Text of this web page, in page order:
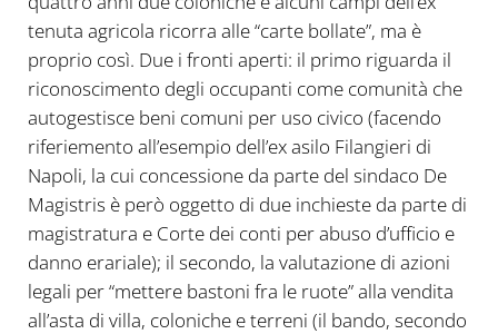
tenuta agricola ricorra alle “carte bollate”, ma è
proprio così. Due i fronti aperti: il primo riguarda il
riconoscimento degli occupanti come comunità che
autogestisce beni comuni per uso civico (facendo
riferiemento all’esempio dell’ex asilo Filangieri di
Napoli, la cui concessione da parte del sindaco De
Magistris è però oggetto di due inchieste da parte di
magistratura e Corte dei conti per abuso d’ufficio e
danno erariale); il secondo, la valutazione di azioni
legali per “mettere bastoni fra le ruote” alla vendita
all’asta di villa, coloniche e terreni (il bando, secondo